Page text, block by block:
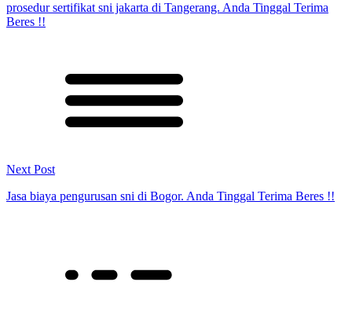
prosedur sertifikat sni jakarta di Tangerang. Anda Tinggal Terima
Beres !!
Next Post
Jasa biaya pengurusan sni di Bogor. Anda Tinggal Terima Beres !!